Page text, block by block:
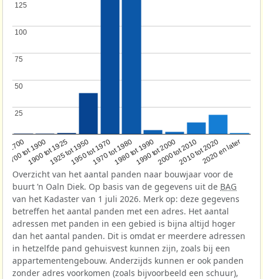
1700
1700 tot 1900
1900 tot 19251925 tot 19501950 tot 19701970 tot 19801980 tot 19901990 tot 20002000 tot 20102010 tot 20202020 en later
25
25
50
50
75
75
100
100
125
125
Overzicht van het aantal panden naar bouwjaar voor de
buurt ’n Oaln Diek. Op basis van de gegevens uit de BAG
van het Kadaster van 1 juli 2026. Merk op: deze gegevens
betreffen het aantal panden met een adres. Het aantal
adressen met panden in een gebied is bijna altijd hoger
dan het aantal panden. Dit is omdat er meerdere adressen
in hetzelfde pand gehuisvest kunnen zijn, zoals bij een
appartementengebouw. Anderzijds kunnen er ook panden
zonder adres voorkomen (zoals bijvoorbeeld een schuur),